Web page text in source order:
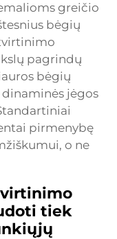
greičio
bėgių
pagrindų
bėgių
jėgos
pirmenybę
o ne
tiek